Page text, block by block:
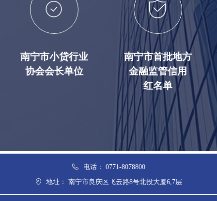
ꄗ
南宁市小贷行业
协会会长单位
ꀳ
南宁市首批地方
金融监管信用
红名单
电话： 0771-8078800
地址： 南宁市良庆区飞云路8号北投大厦6,7层